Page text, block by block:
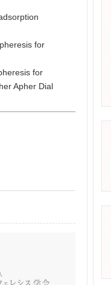
for
for
Apher Dial